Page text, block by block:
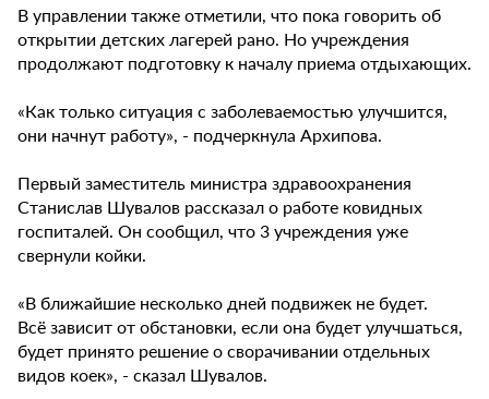
В управлении также отметили, что пока говорить об
открытии детских лагерей рано. Но учреждения
продолжают подготовку к началу приема отдыхающих.
«Как только ситуация с заболеваемостью улучшится,
они начнут работу», - подчеркнула Архипова.
Первый заместитель министра здравоохранения
Станислав Шувалов рассказал о работе ковидных
госпиталей. Он сообщил, что 3 учреждения уже
свернули койки.
«В ближайшие несколько дней подвижек не будет.
Всё зависит от обстановки, если она будет улучшаться,
будет принято решение о сворачивании отдельных
видов коек», - сказал Шувалов.